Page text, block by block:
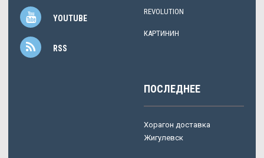
YOUTUBE
RSS
REVOLUTION
КАРТИНИН
ПОСЛЕДНЕЕ
Хорагон доставка
Жигулевск